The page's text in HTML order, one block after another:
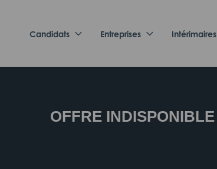
Candidats Entreprises Intérimaires
OFFRE INDISPONIBLE